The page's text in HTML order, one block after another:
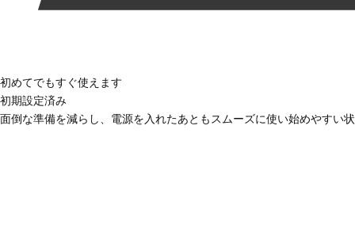
初めてでもすぐ使えます
初期設定済み
面倒な準備を減らし、電源を入れたあともスムーズに使い始めやすい